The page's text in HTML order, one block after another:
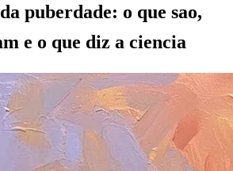
puberdade: o que sao,
e o que diz a ciencia